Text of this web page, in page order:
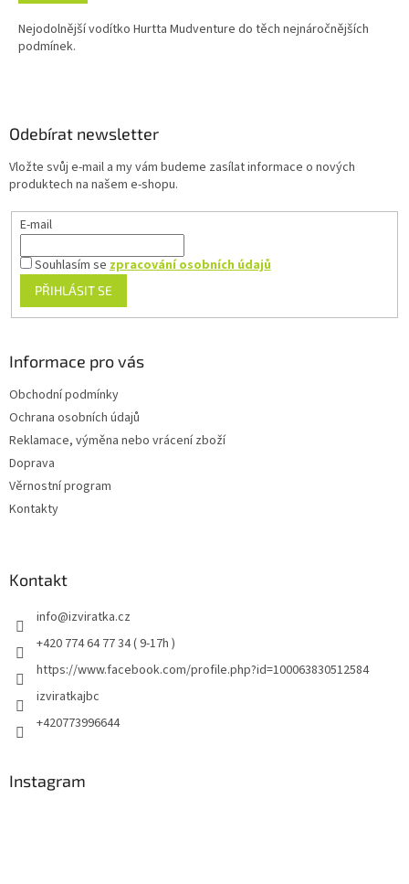
Nejodolnější vodítko Hurtta Mudventure do těch nejnáročnějších
podmínek.
Odebírat newsletter
Vložte svůj e-mail a my vám budeme zasílat informace o nových
produktech na našem e-shopu.
E-mail
Souhlasím sezpracování osobních údajů
PŘIHLÁSIT SE
Informace pro vás
Obchodní podmínky
Ochrana osobních údajů
Reklamace, výměna nebo vrácení zboží
Doprava
Věrnostní program
Kontakty
Kontakt
info@izviratka.cz
+420 774 64 77 34 ( 9-17h )
https://www.facebook.com/profile.php?id=100063830512584
izviratkajbc
+420773996644
Instagram